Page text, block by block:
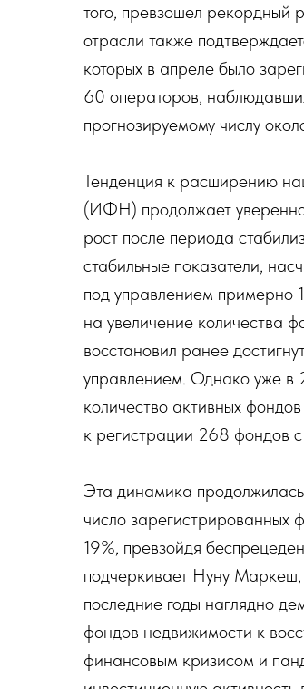
того, превзошел
отрасли также
которых в апреле было
60 операторов,
прогнозируемому числу
Тенденция к расширению
(ИФН) продолжает уверенно
рост после периода
стабильные показатели,
под управлением примерно
на увеличение количества
восстановил ранее
управлением. Однако уже в
количество активных
к регистрации 268 фондов
Эта динамика
число
19%, превзойдя
подчеркивает Нуну Маркеш,
последние годы наглядно
фондов недвижимости к
финансовым кризисом и